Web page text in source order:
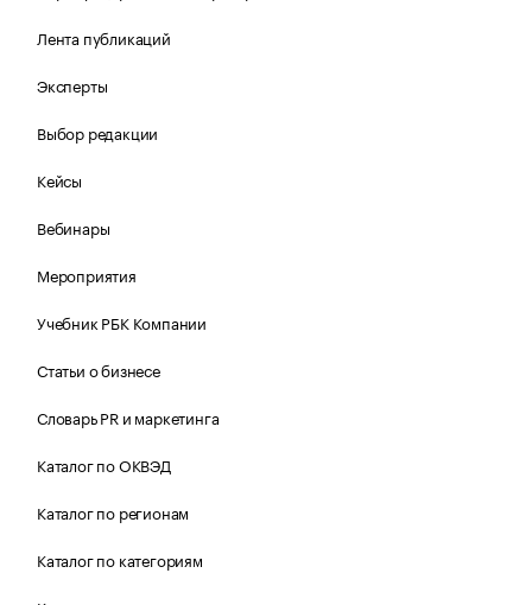
Лента публикаций
Эксперты
Выбор редакции
Кейсы
Вебинары
Мероприятия
Учебник РБК Компании
Статьи о бизнесе
Словарь PR и маркетинга
Каталог по ОКВЭД
Каталог по регионам
Каталог по категориям